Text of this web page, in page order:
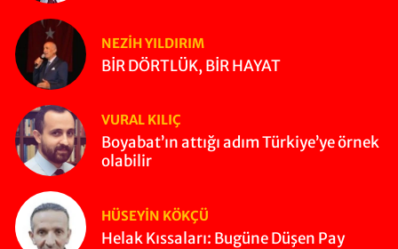
NEZIH YILDIRIM
BİR DÖRTLÜK, BİR HAYAT
VURAL KILIÇ
Boyabat’ın attığı adım Türkiye’ye örnek
olabilir
HÜSEYIN KÖKÇÜ
Helak Kıssaları: Bugüne Düşen Pay